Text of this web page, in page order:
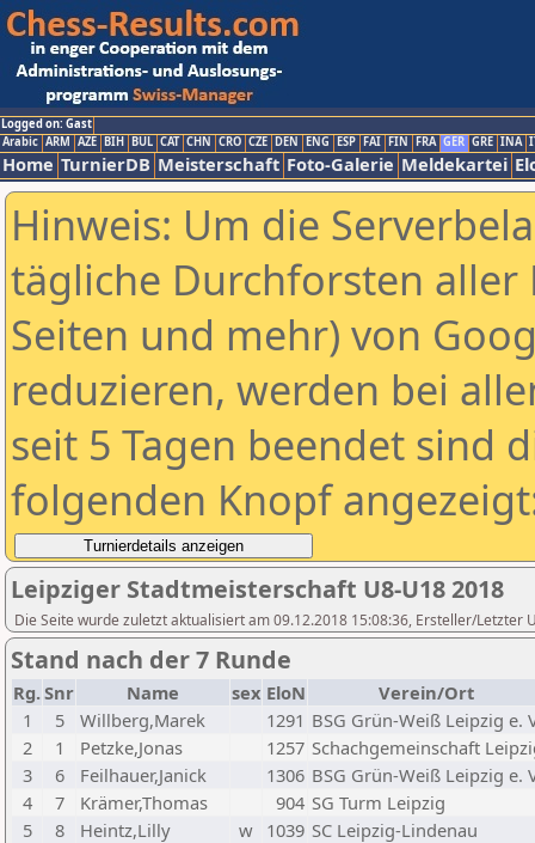
Logged on: Gast
Arabic ARM AZE BIH BUL CAT CHN CRO CZE DEN ENG ESP FAI FIN FRA GER GRE INA
Home TurnierDB Meisterschaft Foto-Galerie Meldekartei
Hinweis: Um die
tägliche Durchforsten aller
Seiten und mehr) von
reduzieren, werden bei
seit 5 Tagen beendet sind
folgenden Knopf
Leipziger Stadtmeisterschaft U8-U18 2018
Die Seite wurde zuletzt aktualisiert am 09.12.2018 15:08:36, Ersteller/Letzter
Stand nach der 7 Runde
Rg.Snr Name sex EloN
Verein/Ort
1
5 Willberg,Marek 1291 BSG Grün-Weiß Leipzig e.
2
1 Petzke,Jonas 1257 Schachgemeinschaft
3
6 Feilhauer,Janick 1306 BSG Grün-Weiß Leipzig e.
4
7 Krämer,Thomas 904 SG Turm Leipzig
5
8 Heintz,Lilly w 1039 SC Leipzig-Lindenau